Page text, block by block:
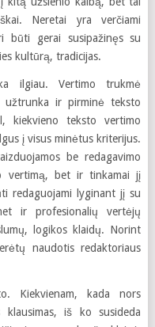
Neretai yra verčiami
būti gerai susipažinęs su
kultūrą, tradicijas.
ilgiau. Vertimo trukmė
ir pirminė teksto
kiekvieno teksto vertimo
į visus minėtus kriterijus.
be redagavimo
vertimą, bet ir tinkamai jį
redaguojami lyginant jį su
ir profesionalių vertėjų
logikos klaidų. Norint
naudotis redaktoriaus
Kiekvienam, kada nors
klausimas, iš ko susideda